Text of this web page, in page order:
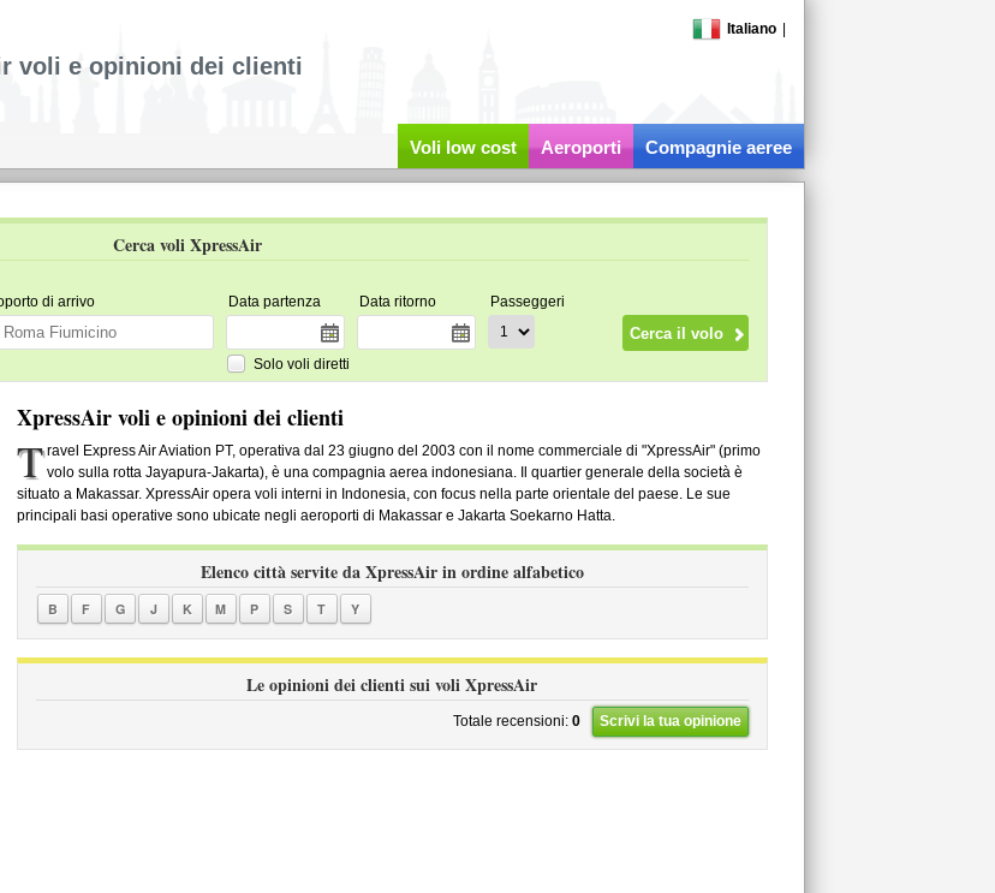
Italiano
voli e opinioni dei clienti
Voli low cost Aeroporti Compagnie aeree
Cerca voli XpressAir
di arrivo Data partenza Data ritorno Passeggeri
Solo voli diretti
XpressAir voli e opinioni dei clienti
T ravel Express Air Aviation PT, operativa dal 23 giugno del 2003 con il nome commerciale di "XpressAir" (primo
volo sulla rotta Jayapura-Jakarta), è una compagnia aerea indonesiana. Il quartier generale della società è
situato a Makassar. XpressAir opera voli interni in Indonesia, con focus nella parte orientale del paese. Le sue
principali basi operative sono ubicate negli aeroporti di Makassar e Jakarta Soekarno Hatta.
Elenco città servite da XpressAir in ordine alfabetico
B F G J K M P S T Y
Le opinioni dei clienti sui voli XpressAir
Totale recensioni: 0 Scrivi la tua opinione